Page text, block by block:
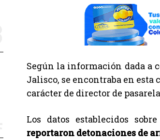
Según la información dada a
Jalisco, se encontraba en
carácter de director de
Los datos establecidos
reportaron detonaciones de